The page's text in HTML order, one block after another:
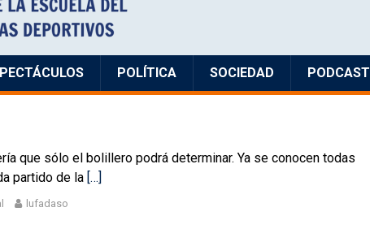
POLÍTICA SOCIEDAD PODCAST
que sólo el bolillero podrá determinar. Ya se conocen todas
partido de la […]
lufadaso